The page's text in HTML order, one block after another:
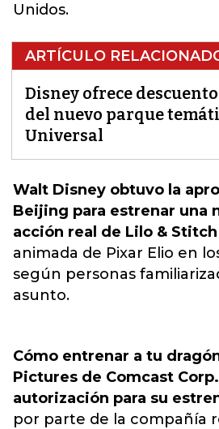
Unidos.
ARTÍCULO
Disney ofrece
del nuevo parque
Universal
Walt Disney obtuvo la
Beijing para estrenar una
acción real de Lilo & Stitch
animada de Pixar Elio en
según personas
asunto.
Cómo entrenar a tu
Pictures de Comcast
autorización para su
por parte de la compañía